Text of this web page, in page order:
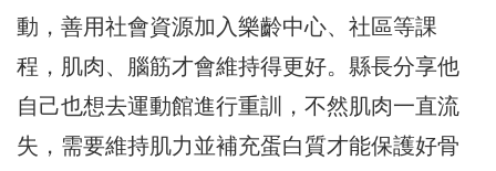
動，善用社會資源加入樂齡中心、社區等課
程，肌肉、腦筋才會維持得更好。縣長分享他
自己也想去運動館進行重訓，不然肌肉一直流
失，需要維持肌力並補充蛋白質才能保護好骨